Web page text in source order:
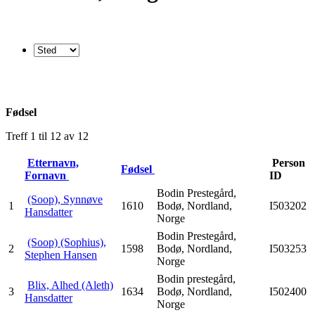
Fødsel
Treff 1 til 12 av 12
Etternavn,
Fornavn
Fødsel
Person
ID
1
(Soop), Synnøve
Hansdatter
1610
Bodin Prestegård,
Bodø, Nordland,
Norge
I503202
2
(Soop) (Sophius),
Stephen Hansen
1598
Bodin Prestegård,
Bodø, Nordland,
Norge
I503253
3
Blix, Alhed (Aleth)
Hansdatter
1634
Bodin prestegård,
Bodø, Nordland,
Norge
I502400